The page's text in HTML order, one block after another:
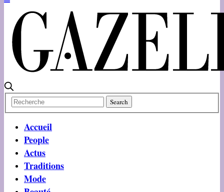
Accueil
People
Actus
Traditions
Mode